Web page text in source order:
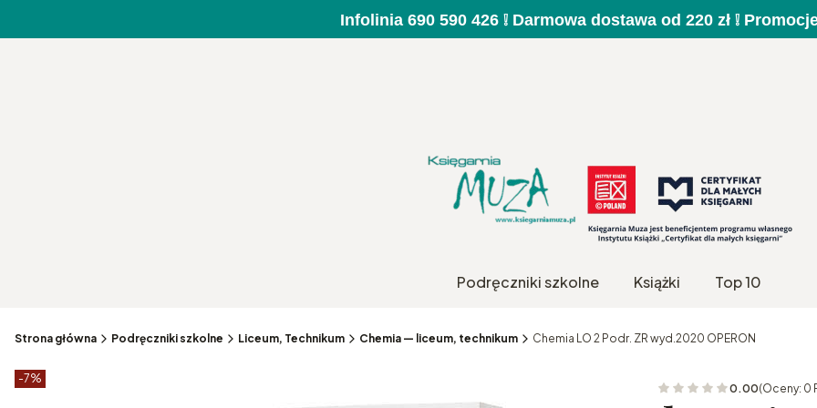
Infolinia 690 590 426 ❕ Darmowa dostawa od 220 zł ❕
Podręczniki szkolne Książki Top 10
Strona główna Podręczniki szkolne Liceum, Technikum Chemia — liceum, technikum Chemia LO 2 Podr. ZR wyd.2020 OPERON
Etykiety produktu
-7%
0.00(Oceny: 0